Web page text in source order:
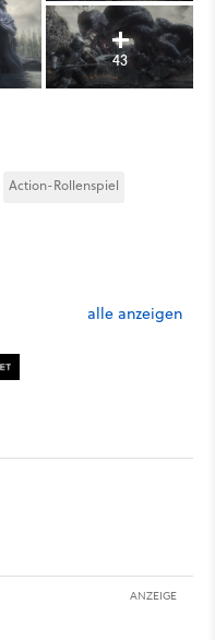
43
Action-Rollenspiel
alle anzeigen
ANZEIGE